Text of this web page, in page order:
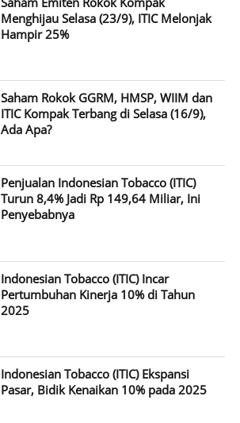
Menghijau Selasa (23/9), ITIC Melonjak
Hampir 25%
Saham Rokok GGRM, HMSP, WIIM dan
ITIC Kompak Terbang di Selasa (16/9),
Ada Apa?
Penjualan Indonesian Tobacco (ITIC)
Turun 8,4% Jadi Rp 149,64 Miliar, Ini
Penyebabnya
Indonesian Tobacco (ITIC) Incar
Pertumbuhan Kinerja 10% di Tahun
2025
Indonesian Tobacco (ITIC) Ekspansi
Pasar, Bidik Kenaikan 10% pada 2025